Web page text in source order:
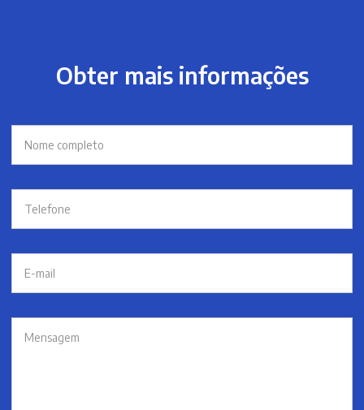
Obter mais informações